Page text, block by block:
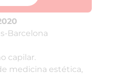
Barcelona
capilar.
medicina estética,